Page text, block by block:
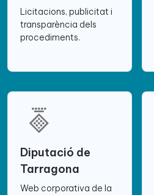
Licitacions, publicitat i
transparència dels
procediments.
Diputació de
Tarragona
Web corporativa de la